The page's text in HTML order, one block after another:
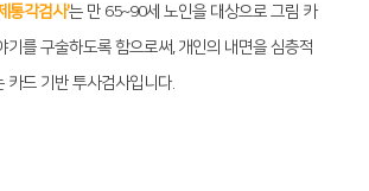
통각검사'는 만 65~90세 노인을 대상으로 그림 카
기를 구술하도록 함으로써, 개인의 내면을 심층적
카드 기반 투사검사입니다.